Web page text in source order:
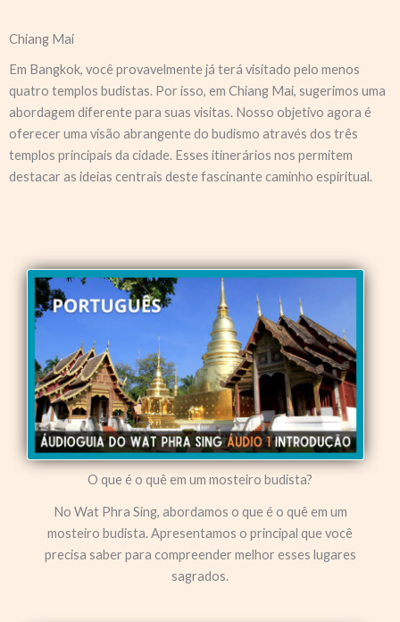
Chiang Mai
Em Bangkok, você provavelmente já terá visitado pelo menos
quatro templos budistas. Por isso, em Chiang Mai, sugerimos uma
abordagem diferente para suas visitas. Nosso objetivo agora é
oferecer uma visão abrangente do budismo através dos três
templos principais da cidade. Esses itinerários nos permitem
destacar as ideias centrais deste fascinante caminho espiritual.
O que é o quê em um mosteiro budista?
No Wat Phra Sing, abordamos o que é o quê em um
mosteiro budista. Apresentamos o principal que você
precisa saber para compreender melhor esses lugares
sagrados.